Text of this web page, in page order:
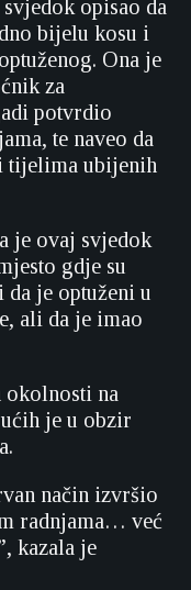
opisao da
bijelu kosu i
Ona je
za
potvrdio
te naveo da
tijelima ubijenih
je ovaj svjedok
gdje su
da je optuženi u
ali da je imao
okolnosti na
je u obzir
način izvršio
radnjama… već
kazala je